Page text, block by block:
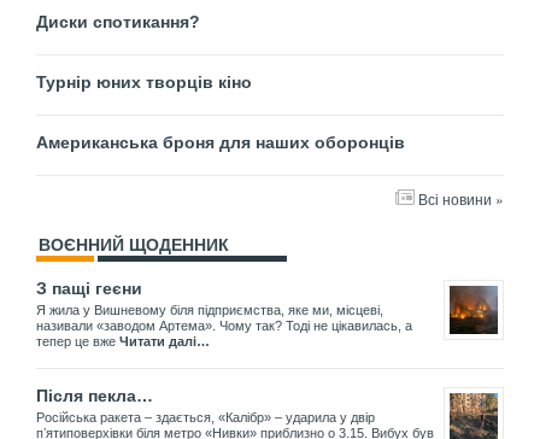
Диски спотикання?
Турнір юних творців кіно
Американська броня для наших оборонців
Всі новини »
ВОЄННИЙ ЩОДЕННИК
З пащі геєни
Я жила у Вишневому біля підприємства, яке ми, місцеві,
називали «заводом Артема». Чому так? Тоді не цікавилась, а
тепер це вже Читати далі…
Після пекла…
Російська ракета – здається, «Калібр» – ударила у двір
пʼятиповерхівки біля метро «Нивки» приблизно о 3.15. Вибух був